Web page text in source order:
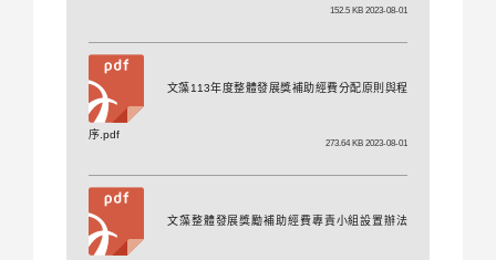
152.5 KB 2023-08-01
文藻113年度整體發展獎補助經費分配原則與程
序.pdf
273.64 KB 2023-08-01
文藻整體發展獎勵補助經費專責小組設置辦法